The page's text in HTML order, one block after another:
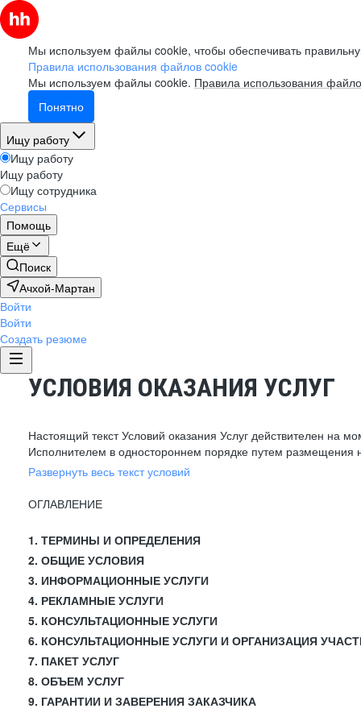
Мы используем файлы cookie, чтобы обеспечивать
Правила использования файлов cookie
Мы используем файлы cookie. Правила использования
Понятно
Ищу работу
Ищу работу
Ищу работу
Ищу сотрудника
Сервисы
Помощь
Ещё
Поиск
Ачхой-Мартан
Войти
Войти
Создать резюме
УСЛОВИЯ ОКАЗАНИЯ УСЛУГ
Настоящий текст Условий оказания Услуг действителен на
Исполнителем в одностороннем порядке путем размещения
Развернуть весь текст условий
ОГЛАВЛЕНИЕ
1. ТЕРМИНЫ И ОПРЕДЕЛЕНИЯ
2. ОБЩИЕ УСЛОВИЯ
3. ИНФОРМАЦИОННЫЕ УСЛУГИ
4. РЕКЛАМНЫЕ УСЛУГИ
5. КОНСУЛЬТАЦИОННЫЕ УСЛУГИ
6. КОНСУЛЬТАЦИОННЫЕ УСЛУГИ И ОРГАНИЗАЦИЯ
7. ПАКЕТ УСЛУГ
8. ОБЪЕМ УСЛУГ
9. ГАРАНТИИ И ЗАВЕРЕНИЯ ЗАКАЗЧИКА